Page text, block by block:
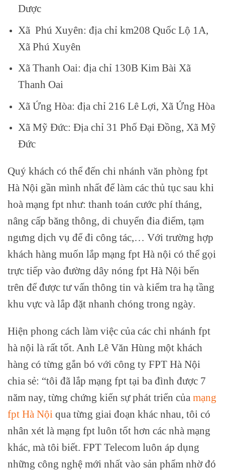
Dược
Xã Phú Xuyên: địa chỉ km208 Quốc Lộ 1A,
Xã Phú Xuyên
Xã Thanh Oai: địa chỉ 130B Kim Bài Xã
Thanh Oai
Xã Ứng Hòa: địa chỉ 216 Lê Lợi, Xã Ứng Hòa
Xã Mỹ Đức: Địa chỉ 31 Phố Đại Đồng, Xã Mỹ
Đức
Quý khách có thể đến chi nhánh văn phòng fpt
Hà Nội gần mình nhất để làm các thủ tục sau khi
hoà mạng fpt như: thanh toán cước phí tháng,
nâng cấp băng thông, di chuyển đia điểm, tạm
ngưng dịch vụ để đi công tác,… Với trường hợp
khách hàng muốn lắp mạng fpt Hà nội có thể gọi
trực tiếp vào đường dây nóng fpt Hà Nội bến
trên để được tư vấn thông tin và kiểm tra hạ tầng
khu vực và lắp đặt nhanh chóng trong ngày.
Hiện phong cách làm việc của các chi nhánh fpt
hà nội là rất tốt. Anh Lê Văn Hùng một khách
hàng có từng gắn bó với công ty FPT Hà Nội
chia sẻ: “tôi đã lắp mạng fpt tại ba đình được 7
năm nay, từng chứng kiến sự phát triển của mạng
fpt Hà Nội qua từng giai đoạn khác nhau, tôi có
nhân xét là mạng fpt luôn tốt hơn các nhà mạng
khác, mà tôi biết. FPT Telecom luôn áp dụng
những công nghệ mới nhất vào sản phẩm nhờ đó